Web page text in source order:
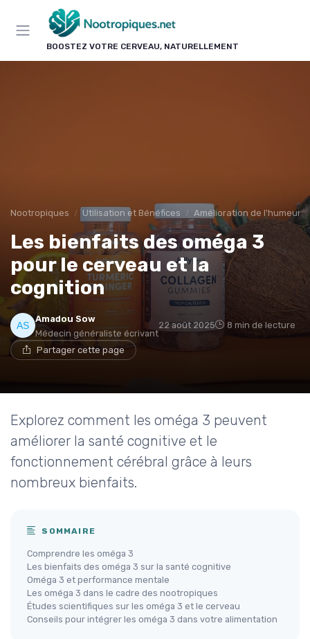
BOOSTEZ VOTRE CERVEAU, NATURELLEMENT
Nootropiques Utilisation et Bénéfices Amélioration de l'humeur
Les bienfaits des oméga 3
pour le cerveau et la
cognition
Amadou Sow
Médecin généraliste écrivant
22 août 2025 8 min de lecture
Partager cette page
Explorez comment les oméga 3 peuvent
améliorer la santé cognitive et le
fonctionnement cérébral grâce à leurs
nombreux bienfaits.
SOMMAIRE
Comprendre les oméga 3
Les bienfaits des oméga 3 sur la santé cognitive
Oméga 3 et performance mentale
Les oméga 3 dans le cadre des nootropiques
Études scientifiques sur les oméga 3 et le cerveau
Conseils pour intégrer les oméga 3 dans votre alimentation
Panneau de gestion des cookies